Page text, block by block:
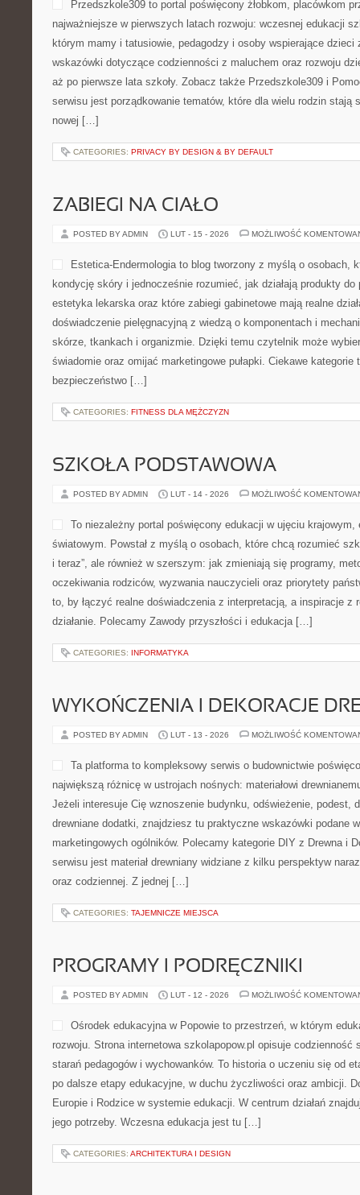
Przedszkole309 to portal poświęcony żłobkom, placówkom
najważniejsze w pierwszych latach rozwoju: wczesnej edukacji
którym mamy i tatusiowie, pedagodzy i osoby wspierające dzieci
wskazówki dotyczące codzienności z maluchem oraz rozwoju
aż po pierwsze lata szkoły. Zobacz także Przedszkole309 i
serwisu jest porządkowanie tematów, które dla wielu rodzin stają
nowej […]
CATEGORIES: PRIVACY BY DESIGN & BY DEFAULT
ZABIEGI NA CIAŁO
POSTED BY ADMIN LUT - 15 - 2026 MOŻLIWOŚĆ
Estetica-Endermologia to blog tworzony z myślą o osobach,
kondycję skóry i jednocześnie rozumieć, jak działają produkty
estetyka lekarska oraz które zabiegi gabinetowe mają realne
doświadczenie pielęgnacyjną z wiedzą o komponentach i
skórze, tkankach i organizmie. Dzięki temu czytelnik może
świadomie oraz omijać marketingowe pułapki. Ciekawe
bezpieczeństwo […]
CATEGORIES: FITNESS DLA MĘŻCZYZN
SZKOŁA PODSTAWOWA
POSTED BY ADMIN LUT - 14 - 2026 MOŻLIWOŚĆ
To niezależny portal poświęcony edukacji w ujęciu krajowym,
światowym. Powstał z myślą o osobach, które chcą rozumieć
i teraz”, ale również w szerszym: jak zmieniają się programy,
oczekiwania rodziców, wyzwania nauczycieli oraz priorytety
to, by łączyć realne doświadczenia z interpretacją, a inspiracje z
działanie. Polecamy Zawody przyszłości i edukacja […]
CATEGORIES: INFORMATYKA
WYKOŃCZENIA I DEKORACJE
POSTED BY ADMIN LUT - 13 - 2026 MOŻLIWOŚĆ
Ta platforma to kompleksowy serwis o budownictwie
największą różnicę w ustrojach nośnych: materiałowi
Jeżeli interesuje Cię wznoszenie budynku, odświeżenie, podest,
drewniane dodatki, znajdziesz tu praktyczne wskazówki podane
marketingowych ogólników. Polecamy kategorie DIY z Drewna i
serwisu jest materiał drewniany widziane z kilku perspektyw
oraz codziennej. Z jednej […]
CATEGORIES: TAJEMNICZE MIEJSCA
PROGRAMY I PODRĘCZNIKI
POSTED BY ADMIN LUT - 12 - 2026 MOŻLIWOŚĆ
Ośrodek edukacyjna w Popowie to przestrzeń, w którym
rozwoju. Strona internetowa szkolapopow.pl opisuje codzienność
starań pedagogów i wychowanków. To historia o uczeniu się od
po dalsze etapy edukacyjne, w duchu życzliwości oraz ambicji.
Europie i Rodzice w systemie edukacji. W centrum działań
jego potrzeby. Wczesna edukacja jest tu […]
CATEGORIES: ARCHITEKTURA I DESIGN